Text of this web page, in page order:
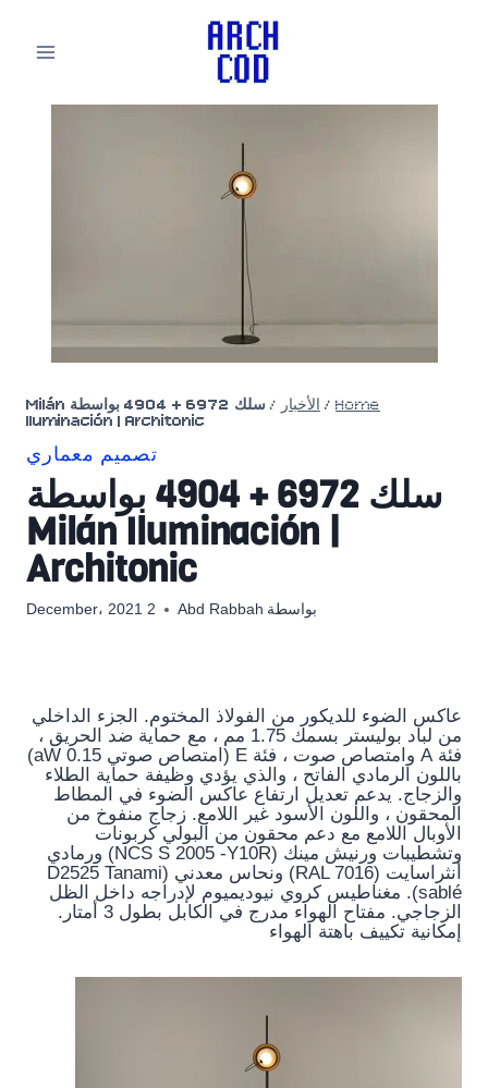
Home
/ الأخبار /
سلك 6972 + 4904 بواسطة Milán
Iluminación | Architonic
تصميم معماري
سلك 6972 + 4904 بواسطة
Milán Iluminación |
Architonic
بواسطة Abd Rabbah 2 December، 2021
عاكس الضوء للديكور من الفولاذ المختوم. الجزء الداخلي
من لباد بوليستر بسمك 1.75 مم ، مع حماية ضد الحريق ،
فئة A وامتصاص صوت ، فئة E (امتصاص صوتي aW 0.15)
باللون الرمادي الفاتح ، والذي يؤدي وظيفة حماية الطلاء
والزجاج. يدعم تعديل ارتفاع عاكس الضوء في المطاط
المحقون ، واللون الأسود غير اللامع. زجاج منفوخ من
الأوبال اللامع مع دعم محقون من البولي كربونات
وتشطيبات ورنيش مينك (NCS S 2005 -Y10R) ورمادي
أنثراسايت (RAL 7016) ونحاس معدني (D2525 Tanami
sablé). مغناطيس كروي نيوديميوم لإدراجه داخل الظل
الزجاجي. مفتاح الهواء مدرج في الكابل بطول 3 أمتار.
إمكانية تكييف باهتة الهواء